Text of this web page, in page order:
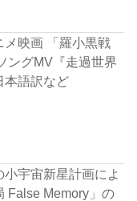
メ映画 「羅小黒戦
ングMV『走過世界
本語訳など
小宇宙新星計画によ
False Memory」の